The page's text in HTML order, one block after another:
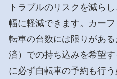
トラブルのリスクを減ら
幅に軽減できます。カー
転車の台数には限りがあ
済）での持ち込みを希望
に必ず自転車の予約も行う